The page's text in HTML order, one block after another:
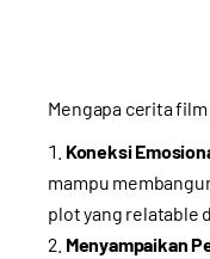
Mengapa cerita
Koneksi
mampu
plot yang relatable
Menyampaikan